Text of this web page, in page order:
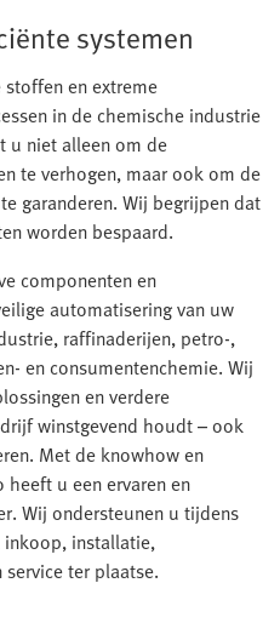
systemen
stoffen en extreme
in de chemische industrie
u niet alleen om de
te verhogen, maar ook om de
garanderen. Wij begrijpen dat
worden bespaard.
componenten en
automatisering van uw
raffinaderijen, petro-,
en consumentenchemie. Wij
en verdere
winstgevend houdt – ook
Met de knowhow en
u een ervaren en
Wij ondersteunen u tijdens
installatie,
ter plaatse.